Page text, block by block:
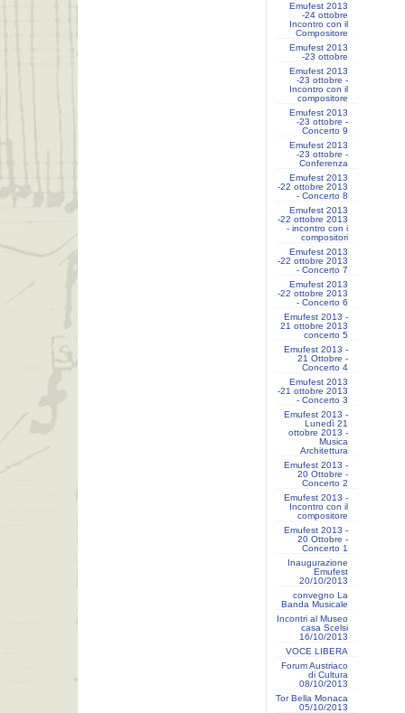
Emufest 2013
-24 ottobre
Incontro con il
Compositore
Emufest 2013
-23 ottobre
Emufest 2013
-23 ottobre -
Incontro con il
compositore
Emufest 2013
-23 ottobre -
Concerto 9
Emufest 2013
-23 ottobre -
Conferenza
Emufest 2013
-22 ottobre 2013
- Concerto 8
Emufest 2013
-22 ottobre 2013
- incontro con i
compositori
Emufest 2013
-22 ottobre 2013
- Concerto 7
Emufest 2013
-22 ottobre 2013
- Concerto 6
Emufest 2013 -
21 ottobre 2013
concerto 5
Emufest 2013 -
21 Ottobre -
Concerto 4
Emufest 2013
-21 ottobre 2013
- Concerto 3
Emufest 2013 -
Lunedì 21
ottobre 2013 -
Musica
Architettura
Emufest 2013 -
20 Ottobre -
Concerto 2
Emufest 2013 -
Incontro con il
compositore
Emufest 2013 -
20 Ottobre -
Concerto 1
Inaugurazione
Emufest
20/10/2013
convegno La
Banda Musicale
Incontri al Museo
casa Scelsi
16/10/2013
VOCE LIBERA
Forum Austriaco
di Cultura
08/10/2013
Tor Bella Monaca
05/10/2013